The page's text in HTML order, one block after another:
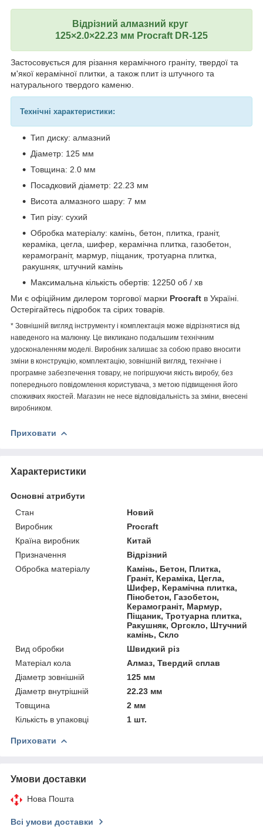
Відрізний алмазний круг
125×2.0×22.23 мм Procraft DR-125
Застосовується для різання керамічного граніту, твердої та
м'якої керамічної плитки, а також плит із штучного та
натурального твердого каменю.
Технічні характеристики:
Тип диску: алмазний
Діаметр: 125 мм
Товщина: 2.0 мм
Посадковий діаметр: 22.23 мм
Висота алмазного шару: 7 мм
Тип різу: сухий
Обробка матеріалу: камінь, бетон, плитка, граніт,
кераміка, цегла, шифер, керамічна плитка, газобетон,
керамограніт, мармур, піщаник, тротуарна плитка,
ракушняк, штучний камінь
Максимальна кількість обертів: 12250 об / хв
Ми є офіційним дилером торгової марки Procraft в Україні.
Остерігайтесь підробок та сірих товарів.
* Зовнішній вигляд інструменту і комплектація може відрізнятися від
наведеного на малюнку. Це викликано подальшим технічним
удосконаленням моделі. Виробник залишає за собою право вносити
зміни в конструкцію, комплектацію, зовнішній вигляд, технічне і
програмне забезпечення товару, не погіршуючи якість виробу, без
попереднього повідомлення користувача, з метою підвищення його
споживчих якостей. Магазин не несе відповідальність за зміни, внесені
виробником.
Приховати
Характеристики
Основні атрибути
Стан
Новий
Виробник
Procraft
Країна виробник
Китай
Призначення
Відрізний
Обробка матеріалу
Камінь, Бетон, Плитка,
Граніт, Кераміка, Цегла,
Шифер, Керамічна плитка,
Пінобетон, Газобетон,
Керамограніт, Мармур,
Піщаник, Тротуарна плитка,
Ракушняк, Оргскло, Штучний
камінь, Скло
Вид обробки
Швидкий різ
Матеріал кола
Алмаз, Твердий сплав
Діаметр зовнішній
125 мм
Діаметр внутрішній
22.23 мм
Товщина
2 мм
Кількість в упаковці
1 шт.
Приховати
Умови доставки
Нова Пошта
Всі умови доставки